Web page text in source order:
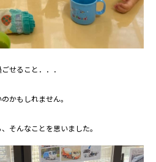
せること．．．
かもしれません。
そんなことを思いました。